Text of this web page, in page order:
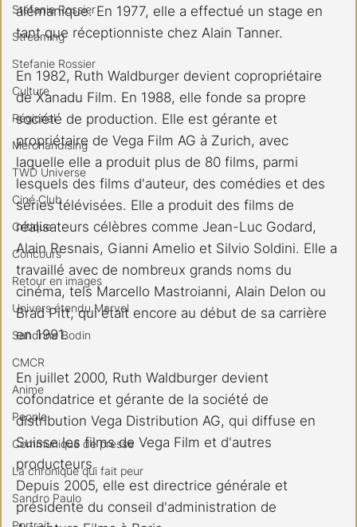
Stéfanie Rossier
Streaming
Stefanie Rossier
Culture
Régional
Merchandising
TWD Universe
Ciné Club
Critique
Concours
Retour en images
Univers étendu Marvel
Sandrine Bodin
CMCR
Anime
People
Communiqué de presse
La chronique qui fait peur
Sandro Paulo
alémanique. En 1977, elle a effectué un stage en
tant que réceptionniste chez Alain Tanner.
En 1982, Ruth Waldburger devient copropriétaire
de Xanadu Film. En 1988, elle fonde sa propre
société de production. Elle est gérante et
propriétaire de Vega Film AG à Zurich, avec
laquelle elle a produit plus de 80 films, parmi
lesquels des films d'auteur, des comédies et des
séries télévisées. Elle a produit des films de
réalisateurs célèbres comme Jean-Luc Godard,
Alain Resnais, Gianni Amelio et Silvio Soldini. Elle a
travaillé avec de nombreux grands noms du
cinéma, tels Marcello Mastroianni, Alain Delon ou
Brad Pitt, qui était encore au début de sa carrière
en 1991.
En juillet 2000, Ruth Waldburger devient
cofondatrice et gérante de la société de
distribution Vega Distribution AG, qui diffuse en
Suisse les films de Vega Film et d'autres
producteurs.
Depuis 2005, elle est directrice générale et
présidente du conseil d'administration de